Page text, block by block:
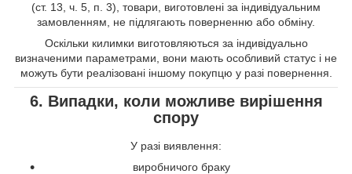
(ст. 13, ч. 5, п. 3), товари, виготовлені за індивідуальним
замовленням, не підлягають поверненню або обміну.
Оскільки килимки виготовляються за індивідуально
визначеними параметрами, вони мають особливий статус і не
можуть бути реалізовані іншому покупцю у разі повернення.
6. Випадки, коли можливе вирішення
спору
У разі виявлення:
виробничого браку